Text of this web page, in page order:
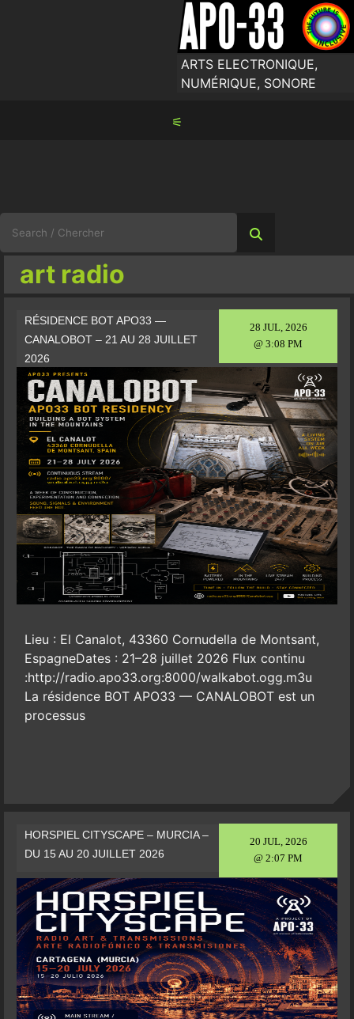
ARTS ELECTRONIQUE,
NUMÉRIQUE, SONORE
⚟
for:
art radio
28 JUL, 2026
@ 3:08 PM
RÉSIDENCE BOT APO33 —
CANALOBOT – 21 AU 28 JUILLET
2026
Lieu : El Canalot, 43360 Cornudella de Montsant,
EspagneDates : 21–28 juillet 2026 Flux continu
:http://radio.apo33.org:8000/walkabot.ogg.m3u
La résidence BOT APO33 — CANALOBOT est un
processus
20 JUL, 2026
@ 2:07 PM
HORSPIEL CITYSCAPE – MURCIA –
DU 15 AU 20 JUILLET 2026